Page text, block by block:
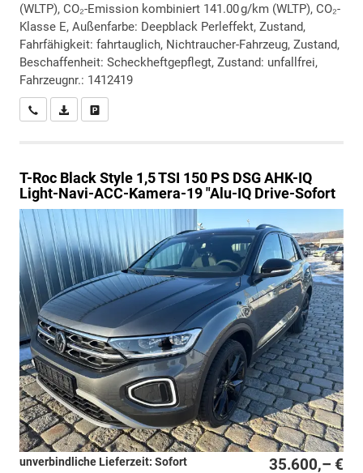
(WLTP), CO₂-Emission kombiniert 141.00 g/km (WLTP), CO₂-
Klasse E, Außenfarbe: Deepblack Perleffekt, Zustand,
Fahrfähigkeit: fahrtauglich, Nichtraucher-Fahrzeug, Zustand,
Beschaffenheit: Scheckheftgepflegt, Zustand: unfallfrei,
Fahrzeugnr.: 1412419
Wir rufen Sie anPDF-Datei, Fahrzeugexposé drucken
T-Roc Black Style 1,5 TSI 150 PS DSG AHK-IQ
Light-Navi-ACC-Kamera-19 "Alu-IQ Drive-Sofort
35.600,– €
unverbindliche Lieferzeit: Sofort